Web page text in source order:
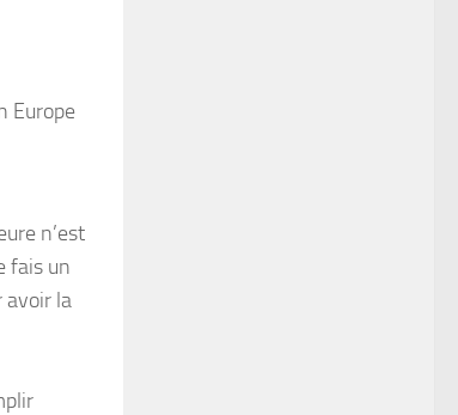
Europe
n’est
fais un
avoir la